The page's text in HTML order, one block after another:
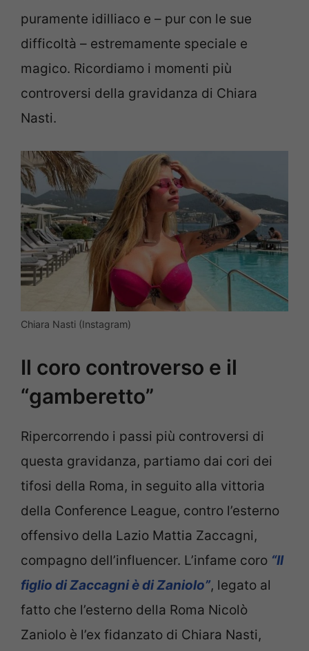
puramente idilliaco e – pur con le sue
difficoltà – estremamente speciale e
magico. Ricordiamo i momenti più
controversi della gravidanza di Chiara
Nasti.
Chiara Nasti (Instagram)
Il coro controverso e il
“gamberetto”
Ripercorrendo i passi più controversi di
questa gravidanza, partiamo dai cori dei
tifosi della Roma, in seguito alla vittoria
della Conference League, contro l’esterno
offensivo della Lazio Mattia Zaccagni,
compagno dell’influencer. L’infame coro “Il
figlio di Zaccagni è di Zaniolo”, legato al
fatto che l’esterno della Roma Nicolò
Zaniolo è l’ex fidanzato di Chiara Nasti,